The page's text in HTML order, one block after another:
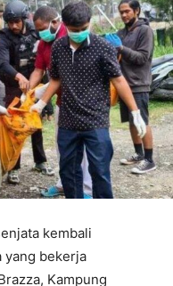
kembali
yang bekerja
Kampung